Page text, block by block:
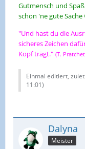
Gutmensch und
schon 'ne gute Sache
"Und hast du die
sicheres Zeichen
Kopf trägt." (T.
Einmal editiert,
11:01)
Dalyna
Meister